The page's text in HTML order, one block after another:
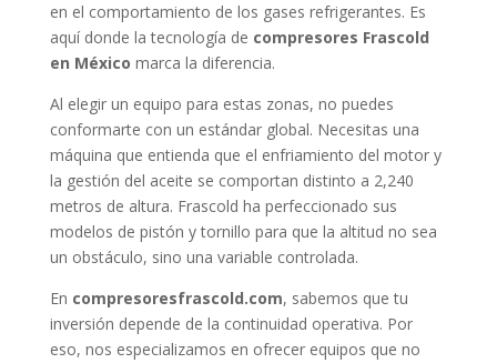
en el comportamiento de los gases refrigerantes. Es
aquí donde la tecnología de compresores Frascold
en México marca la diferencia.
Al elegir un equipo para estas zonas, no puedes
conformarte con un estándar global. Necesitas una
máquina que entienda que el enfriamiento del motor y
la gestión del aceite se comportan distinto a 2,240
metros de altura. Frascold ha perfeccionado sus
modelos de pistón y tornillo para que la altitud no sea
un obstáculo, sino una variable controlada.
En compresoresfrascold.com, sabemos que tu
inversión depende de la continuidad operativa. Por
eso, nos especializamos en ofrecer equipos que no